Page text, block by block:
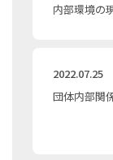
内部環境の
2022.07.25
団体内部関